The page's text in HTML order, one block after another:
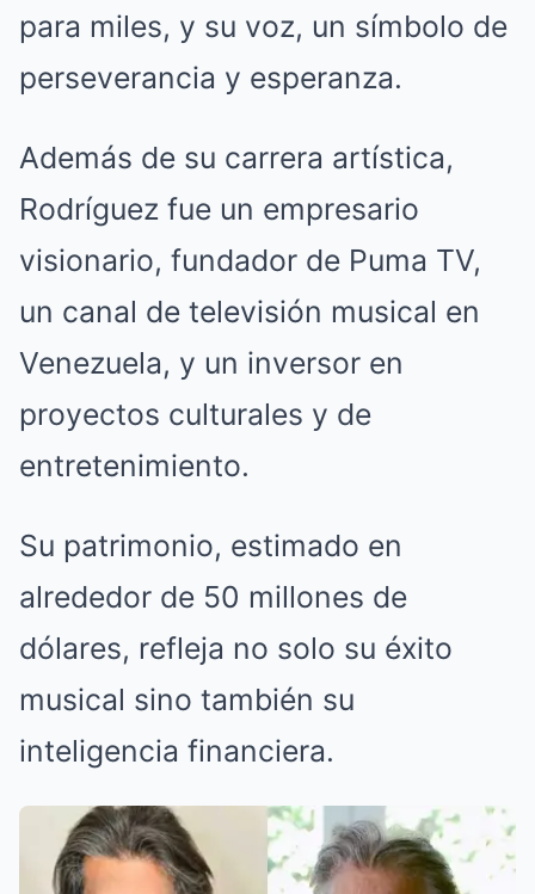
para miles, y su voz, un símbolo de
perseverancia y esperanza.
Además de su carrera artística,
Rodríguez fue un empresario
visionario, fundador de Puma TV,
un canal de televisión musical en
Venezuela, y un inversor en
proyectos culturales y de
entretenimiento.
Su patrimonio, estimado en
alrededor de 50 millones de
dólares, refleja no solo su éxito
musical sino también su
inteligencia financiera.